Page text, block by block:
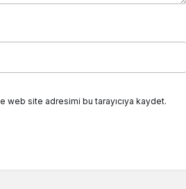
web site adresimi bu tarayıcıya kaydet.